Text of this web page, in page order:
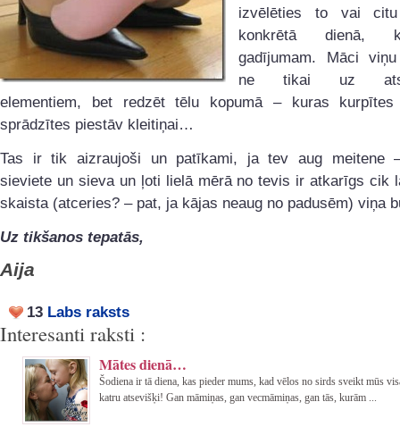
izvēlēties to vai citu
konkrētā dienā,
gadījumam. Māci
ne tikai uz
elementiem, bet redzēt tēlu kopumā – kuras
sprādzītes piestāv kleitiņai…
Tas ir tik aizraujoši un patīkami, ja tev aug meitene
sieviete un sieva un ļoti lielā mērā no tevis ir atkarīgs cik
skaista (atceries? – pat, ja kājas neaug no padusēm) viņa
Uz tikšanos tepatās,
Aija
13 Labs raksts
Interesanti raksti :
Mātes dienā…
Šodiena ir tā diena, kas pieder mums, kad vēlos no sirds sveikt mūs
katru atsevišķi! Gan māmiņas, gan vecmāmiņas, gan tās, kurām ...